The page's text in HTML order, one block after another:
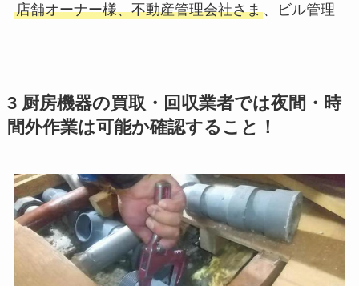
店舗オーナー様、不動産管理会社さま、ビル管理
3 厨房機器の買取・回収業者では夜間・時
間外作業は可能か確認すること！